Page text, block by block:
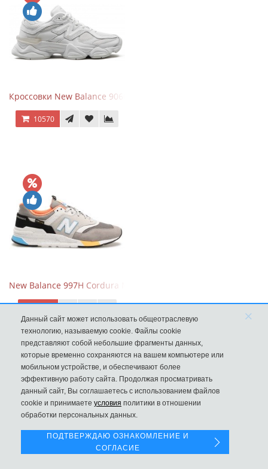
Кроссовки New Balance 9060 Triple White
10570
New Balance 997H Cordura Marblehead с желтой и голубой
Данный сайт может использовать общеотраслевую
технологию, называемую cookie. Файлы cookie
представляют собой небольшие фрагменты данных,
которые временно сохраняются на вашем компьютере или
мобильном устройстве, и обеспечивают более
эффективную работу сайта. Продолжая просматривать
данный сайт, Вы соглашаетесь с использованием файлов
cookie и принимаете условия политики в отношении
обработки персональных данных.
×
ПОДТВЕРЖДАЮ ОЗНАКОМЛЕНИЕ И
СОГЛАСИЕ